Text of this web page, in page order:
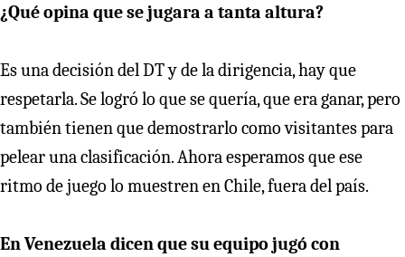
¿Qué opina que se jugara a tanta altura?
Es una decisión del DT y de la dirigencia, hay que
respetarla. Se logró lo que se quería, que era ganar, pero
también tienen que demostrarlo como visitantes para
pelear una clasificación. Ahora esperamos que ese
ritmo de juego lo muestren en Chile, fuera del país.
En Venezuela dicen que su equipo jugó con